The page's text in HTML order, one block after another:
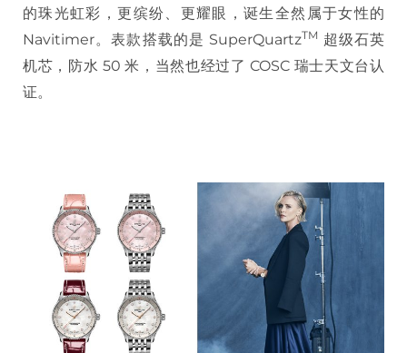
的珠光虹彩，更缤纷、更耀眼，诞生全然属于女性的
Navitimer。表款搭载的是 SuperQuartzTM 超级石英
机芯，防水 50 米，当然也经过了 COSC 瑞士天文台认
证。